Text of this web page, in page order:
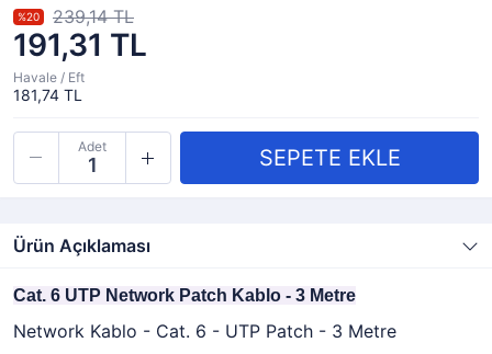
191,31 TL
%20 239,14 TL
Havale / Eft
181,74 TL
Adet
Ürün Açıklaması
Cat. 6 UTP Network Patch Kablo - 3 Metre
Network Kablo - Cat. 6 - UTP Patch - 3 Metre